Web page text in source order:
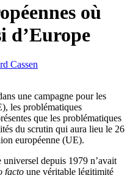
où
d’Europe
Cassen
une campagne pour les
les problématiques
que les problématiques
du scrutin qui aura lieu le 26
européenne (UE).
depuis 1979 n’avait
facto une véritable légitimité